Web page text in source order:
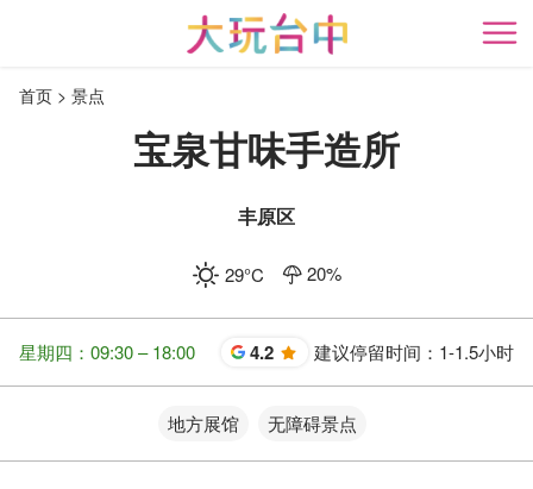
开
首页 景点
宝泉甘味手造所
丰原区
29°C 20%
星期四：09:30 – 18:00 4.2 星 建议停留时间： 1-1.5小时
地方展馆 无障碍景点